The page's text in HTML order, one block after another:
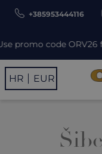
promo code ORV26
+385953444116
HR EUR